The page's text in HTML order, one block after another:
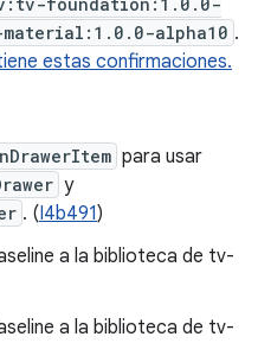
alpha10 .
estas confirmaciones.
para usar
y
. (I4b491)
a la biblioteca de tv-
a la biblioteca de tv-